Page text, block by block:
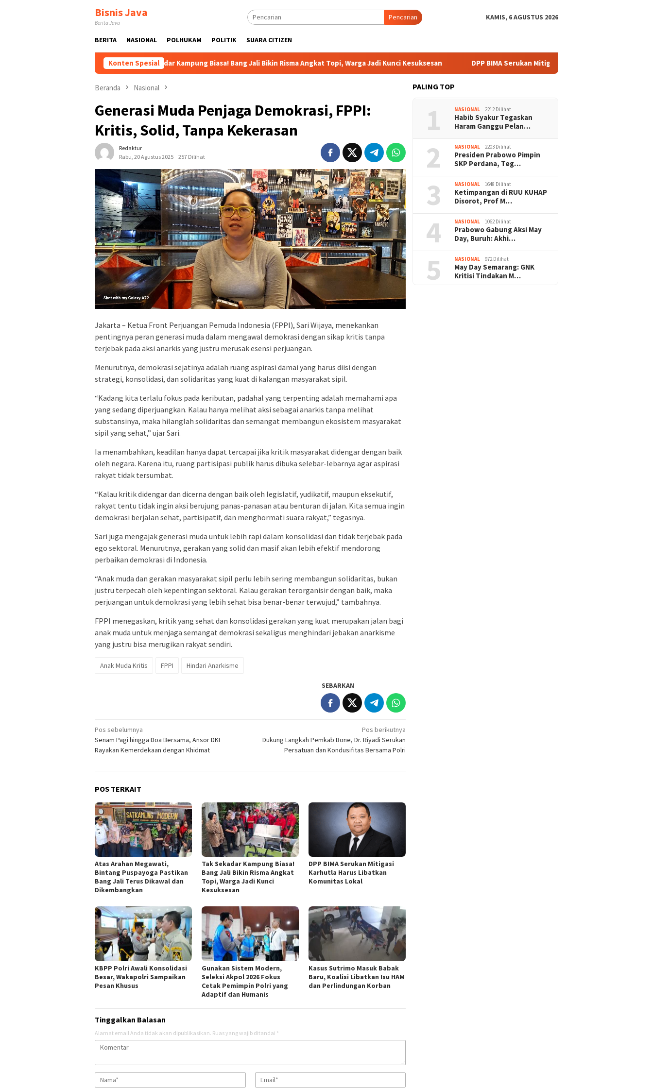
Bisnis Java
Berita Java
Pencarian KAMIS, 6 AGUSTUS 2026
BERITA NASIONAL POLHUKAM POLITIK SUARA CITIZEN
Konten Spesial
Tak Sekadar Kampung Biasa! Bang Jali Bikin Risma Angkat Topi, Warga Jadi Kunci Kesuksesan DPP BIMA Serukan Mitigasi Karhutla Harus Libatkan Komunitas
Beranda Nasional
Generasi Muda Penjaga Demokrasi, FPPI:
Kritis, Solid, Tanpa Kekerasan
Redaktur
Rabu, 20 Agustus 2025
257 Dilihat
Jakarta – Ketua Front Perjuangan Pemuda Indonesia (FPPI), Sari Wijaya, menekankan
pentingnya peran generasi muda dalam mengawal demokrasi dengan sikap kritis tanpa
terjebak pada aksi anarkis yang justru merusak esensi perjuangan.
Menurutnya, demokrasi sejatinya adalah ruang aspirasi damai yang harus diisi dengan
strategi, konsolidasi, dan solidaritas yang kuat di kalangan masyarakat sipil.
“Kadang kita terlalu fokus pada keributan, padahal yang terpenting adalah memahami apa
yang sedang diperjuangkan. Kalau hanya melihat aksi sebagai anarkis tanpa melihat
substansinya, maka hilanglah solidaritas dan semangat membangun ekosistem masyarakat
sipil yang sehat,” ujar Sari.
Ia menambahkan, keadilan hanya dapat tercapai jika kritik masyarakat didengar dengan baik
oleh negara. Karena itu, ruang partisipasi publik harus dibuka selebar-lebarnya agar aspirasi
rakyat tidak tersumbat.
“Kalau kritik didengar dan dicerna dengan baik oleh legislatif, yudikatif, maupun eksekutif,
rakyat tentu tidak ingin aksi berujung panas-panasan atau benturan di jalan. Kita semua ingin
demokrasi berjalan sehat, partisipatif, dan menghormati suara rakyat,” tegasnya.
Sari juga mengajak generasi muda untuk lebih rapi dalam konsolidasi dan tidak terjebak pada
ego sektoral. Menurutnya, gerakan yang solid dan masif akan lebih efektif mendorong
perbaikan demokrasi di Indonesia.
“Anak muda dan gerakan masyarakat sipil perlu lebih sering membangun solidaritas, bukan
justru terpecah oleh kepentingan sektoral. Kalau gerakan terorganisir dengan baik, maka
perjuangan untuk demokrasi yang lebih sehat bisa benar-benar terwujud,” tambahnya.
FPPI menegaskan, kritik yang sehat dan konsolidasi gerakan yang kuat merupakan jalan bagi
anak muda untuk menjaga semangat demokrasi sekaligus menghindari jebakan anarkisme
yang justru bisa merugikan rakyat sendiri.
Anak Muda Kritis FPPI Hindari Anarkisme
SEBARKAN
Navigasi
pos
Pos sebelumnya
Senam Pagi hingga Doa Bersama, Ansor DKI
Rayakan Kemerdekaan dengan Khidmat
Pos berikutnya
Dukung Langkah Pemkab Bone, Dr. Riyadi Serukan
Persatuan dan Kondusifitas Bersama Polri
POS TERKAIT
Atas Arahan Megawati,
Bintang Puspayoga Pastikan
Bang Jali Terus Dikawal dan
Dikembangkan
Tak Sekadar Kampung Biasa!
Bang Jali Bikin Risma Angkat
Topi, Warga Jadi Kunci
Kesuksesan
DPP BIMA Serukan Mitigasi
Karhutla Harus Libatkan
Komunitas Lokal
KBPP Polri Awali Konsolidasi
Besar, Wakapolri Sampaikan
Pesan Khusus
Gunakan Sistem Modern,
Seleksi Akpol 2026 Fokus
Cetak Pemimpin Polri yang
Adaptif dan Humanis
Kasus Sutrimo Masuk Babak
Baru, Koalisi Libatkan Isu HAM
dan Perlindungan Korban
Tinggalkan Balasan
Alamat email Anda tidak akan dipublikasikan. Ruas yang wajib ditandai *
PALING TOP
1 NASIONAL 2212 Dilihat
Habib Syakur Tegaskan
Haram Ganggu Pelan…
2 NASIONAL 2203 Dilihat
Presiden Prabowo Pimpin
SKP Perdana, Teg…
3 NASIONAL 1648 Dilihat
Ketimpangan di RUU KUHAP
Disorot, Prof M…
4 NASIONAL 1062 Dilihat
Prabowo Gabung Aksi May
Day, Buruh: Akhi…
5 NASIONAL 972 Dilihat
May Day Semarang: GNK
Kritisi Tindakan M…